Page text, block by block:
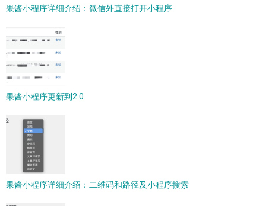
果酱小程序详细介绍：微信外直接打开小程序
果酱小程序更新到2.0
果酱小程序详细介绍：二维码和路径及小程序搜索